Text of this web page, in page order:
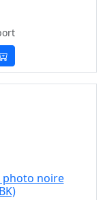
photo noire